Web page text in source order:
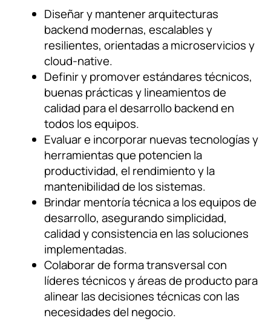
Diseñar y mantener arquitecturas
backend modernas, escalables y
resilientes, orientadas a microservicios y
cloud-native.
Definir y promover estándares técnicos,
buenas prácticas y lineamientos de
calidad para el desarrollo backend en
todos los equipos.
Evaluar e incorporar nuevas tecnologías y
herramientas que potencien la
productividad, el rendimiento y la
mantenibilidad de los sistemas.
Brindar mentoría técnica a los equipos de
desarrollo, asegurando simplicidad,
calidad y consistencia en las soluciones
implementadas.
Colaborar de forma transversal con
líderes técnicos y áreas de producto para
alinear las decisiones técnicas con las
necesidades del negocio.